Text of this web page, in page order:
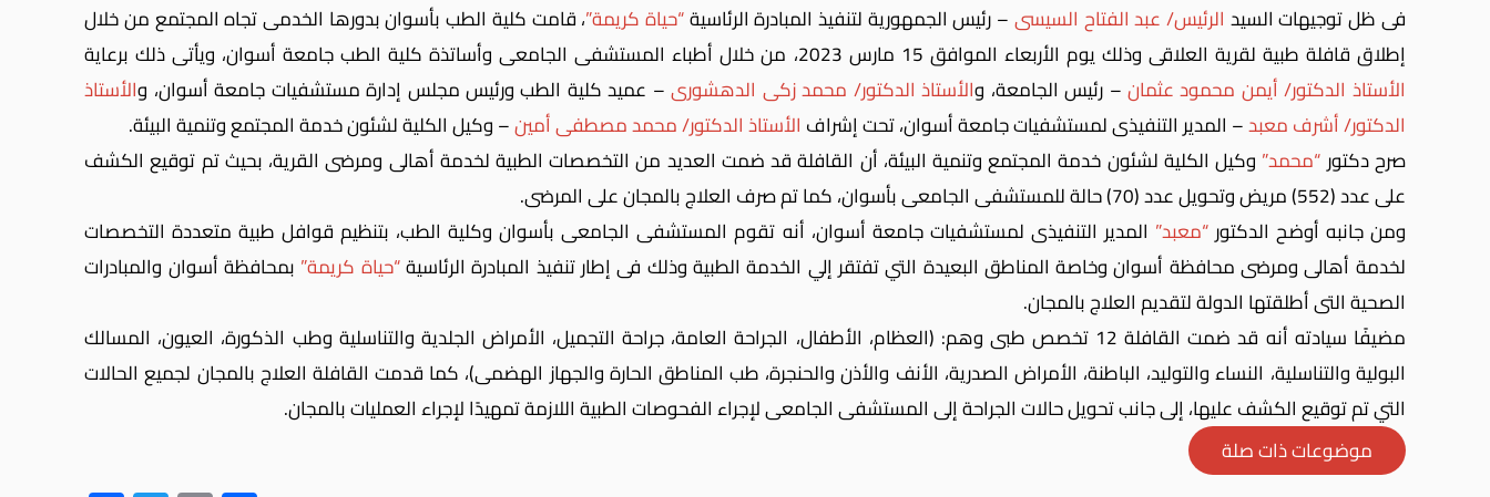
فى ظل توجيهات السيد الرئيس/ عبد الفتاح السيسى– رئيس الجمهورية لتنفيذ المبادرة الرئاسية“حياة كريمة”، قامت كلية الطب بأسوان بدورها الخدمى تجاه المجتمع من خلال
إطلاق قافلة طبية لقرية العلاقى وذلك يوم الأربعاء الموافق 15 مارس 2023، من خلال أطباء المستشفى الجامعى وأساتذة كلية الطب جامعة أسوان، ويأتى ذلك برعاية
الأستاذ الدكتور/ أيمن محمود عثمان– رئيس الجامعة، والأستاذ الدكتور/ محمد زكى الدهشورى– عميد كلية الطب ورئيس مجلس إدارة مستشفيات جامعة أسوان، والأستاذ
الدكتور/ أشرف معبد– المدير التنفيذى لمستشفيات جامعة أسوان، تحت إشراف الأستاذ الدكتور/ محمد مصطفى أمين– وكيل الكلية لشئون خدمة المجتمع وتنمية البيئة.
صرح دكتور“محمد” وكيل الكلية لشئون خدمة المجتمع وتنمية البيئة، أن القافلة قد ضمت العديد من التخصصات الطبية لخدمة أهالى ومرضى القرية، بحيث تم توقيع الكشف
على عدد (552) مريض وتحويل عدد (70) حالة للمستشفى الجامعى بأسوان، كما تم صرف العلاج بالمجان على المرضى.
ومن جانبه أوضح الدكتور“معبد” المدير التنفيذى لمستشفيات جامعة أسوان، أنه تقوم المستشفى الجامعى بأسوان وكلية الطب، بتنظيم قوافل طبية متعددة التخصصات
لخدمة أهالى ومرضى محافظة أسوان وخاصة المناطق البعيدة التي تفتقر إلي الخدمة الطبية وذلك فى إطار تنفيذ المبادرة الرئاسية“حياة كريمة” بمحافظة أسوان والمبادرات
الصحية التى أطلقتها الدولة لتقديم العلاج بالمجان.
مضيفًا سيادته أنه قد ضمت القافلة 12 تخصص طبى وهم: (العظام، الأطفال، الجراحة العامة، جراحة التجميل، الأمراض الجلدية والتناسلية وطب الذكورة، العيون، المسالك
البولية والتناسلية، النساء والتوليد، الباطنة، الأمراض الصدرية، الأنف والأذن والحنجرة، طب المناطق الحارة والجهاز الهضمى)، كما قدمت القافلة العلاج بالمجان لجميع الحالات
التي تم توقيع الكشف عليها، إلى جانب تحويل حالات الجراحة إلى المستشفى الجامعى لإجراء الفحوصات الطبية اللازمة تمهيدًا لإجراء العمليات بالمجان.
موضوعات ذات صلة